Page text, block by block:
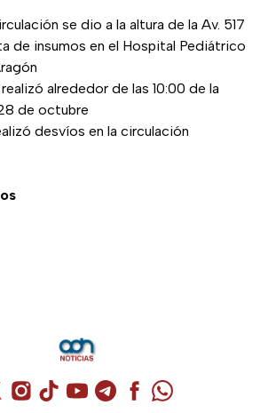
se dio a la altura de la Av. 517
de insumos en el Hospital Pediátrico
alrededor de las 10:00 de la
de octubre
desvíos en la circulación
Cuenta de X / Twitter (se abre en una
Cuenta de Instagram (se abre en una
Cuenta de TikTok (se abre en
Cuenta de YouTube (se abre
Cuenta de Telegram (se
Cuenta de
Cuenta de